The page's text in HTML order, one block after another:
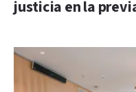
justicia en la